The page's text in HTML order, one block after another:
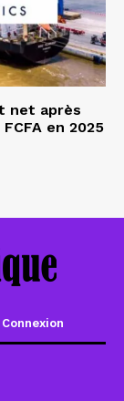
net après
en 2025
Connexion